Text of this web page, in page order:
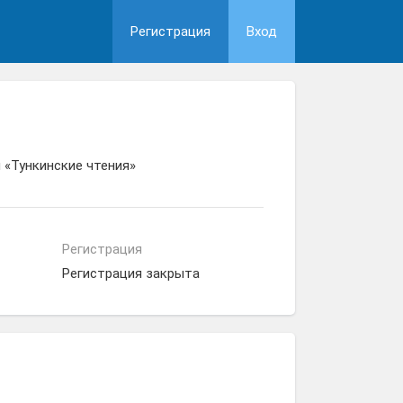
Регистрация Вход
чтения»
Регистрация
Регистрация закрыта